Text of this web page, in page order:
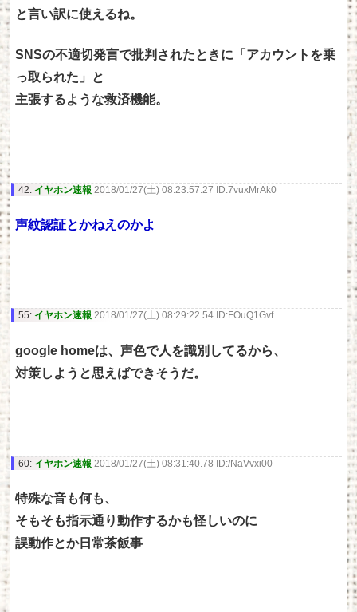
と言い訳に使えるね。
SNSの不適切発言で批判されたときに「アカウントを乗
っ取られた」と
主張するような救済機能。
42: イヤホン速報 2018/01/27(土) 08:23:57.27 ID:7vuxMrAk0
声紋認証とかねえのかよ
55: イヤホン速報 2018/01/27(土) 08:29:22.54 ID:FOuQ1Gvf
google homeは、声色で人を識別してるから、
対策しようと思えばできそうだ。
60: イヤホン速報 2018/01/27(土) 08:31:40.78 ID:/NaVvxi00
特殊な音も何も、
そもそも指示通り動作するかも怪しいのに
誤動作とか日常茶飯事